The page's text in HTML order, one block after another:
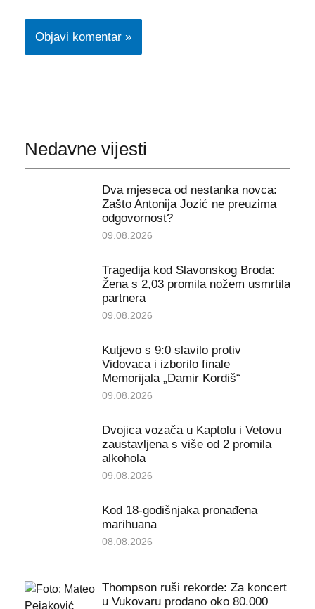
Nedavne vijesti
Dva mjeseca od nestanka novca:
Zašto Antonija Jozić ne preuzima
odgovornost?
09.08.2026
Tragedija kod Slavonskog Broda:
Žena s 2,03 promila nožem usmrtila
partnera
09.08.2026
Kutjevo s 9:0 slavilo protiv
Vidovaca i izborilo finale
Memorijala „Damir Kordiš“
09.08.2026
Dvojica vozača u Kaptolu i Vetovu
zaustavljena s više od 2 promila
alkohola
09.08.2026
Kod 18-godišnjaka pronađena
marihuana
08.08.2026
Thompson ruši rekorde: Za koncert
u Vukovaru prodano oko 80.000